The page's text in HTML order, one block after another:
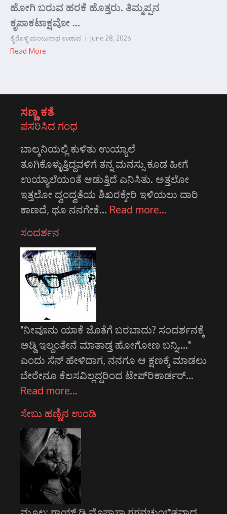
ಹೋಗಿ ಬರುವ ಹರಕೆ ಹೊತ್ತರು. ತಿಮ್ಮಪ್ಪನ
ಕೃಪಾಕಟಾಕ್ಷವೋ ...
ತೈರೊಳ್ಳಿ ಮಂಜುನಾಥ ಉಡುಪ June 28, 2026
Read More
ಸಣ್ಣ ಕತೆ
ಪಸರಿಸಿದ ಗಂಧ
ಬಾಲ್ಕನಿಯಲ್ಲಿ ಕುಳಿತು ಉಯ್ಯಾಲೆ
ತೂಗಿಕೊಳ್ಳುತ್ತಿದ್ದವಳಿಗೆ ತನ್ನ ಮನಸ್ಸು ಕೂಡ ಹೀಗೆ
ಉಯ್ಯಾಲೆಯಂತೆ ಆಡುತ್ತಿದೆ ಎನಿಸಿತು. ಅತ್ತಲೋ
ಇತ್ತಲೋ ದ್ವಂದ್ವತೆಯ ಶಿಖರಕ್ಕೇರಿ ಇಳಿಯಲು ದಾರಿ
ಕಾಣದೆ, ಥೂ ನನಗೇಕೆ… Read more…
ಸಂದರ್ಶನ
"ನೀವೂನು ಯಾಕೆ ಜೊತೆಗೆ ಬರಬಾದು? ಸಂದರ್ಶನಕ್ಕೆ
ಅಡ್ಡಿ ಇಲ್ದಂತೇನೆ ಮಾತಾಡ್ತ ಹೋಗೋಣ ಬನ್ನಿ...."
ಎಂದು ಸೆನ್ ಹೇಳಿದಾಗ, ನನಗೂ ಆ ಕ್ಷಣಕ್ಕೆ ಮಾಡಲು
ಬೇರೇನೂ ಕೆಲಸವಿಲ್ಲದ್ದರಿಂದ ಟೇಪ್‌ರಿಕಾರ್ಡರ್…
Read more…
ಸೇಬು ಹಣ್ಣಿನ ಉಂಡಿ